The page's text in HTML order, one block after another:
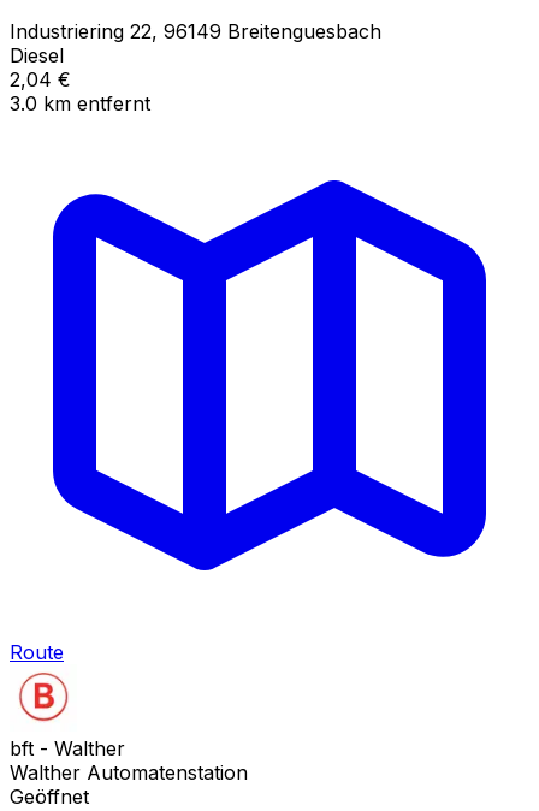
Industriering 22, 96149 Breitenguesbach
Diesel
2,04 €
3.0 km entfernt
Route
bft - Walther
Walther Automatenstation
Geöffnet